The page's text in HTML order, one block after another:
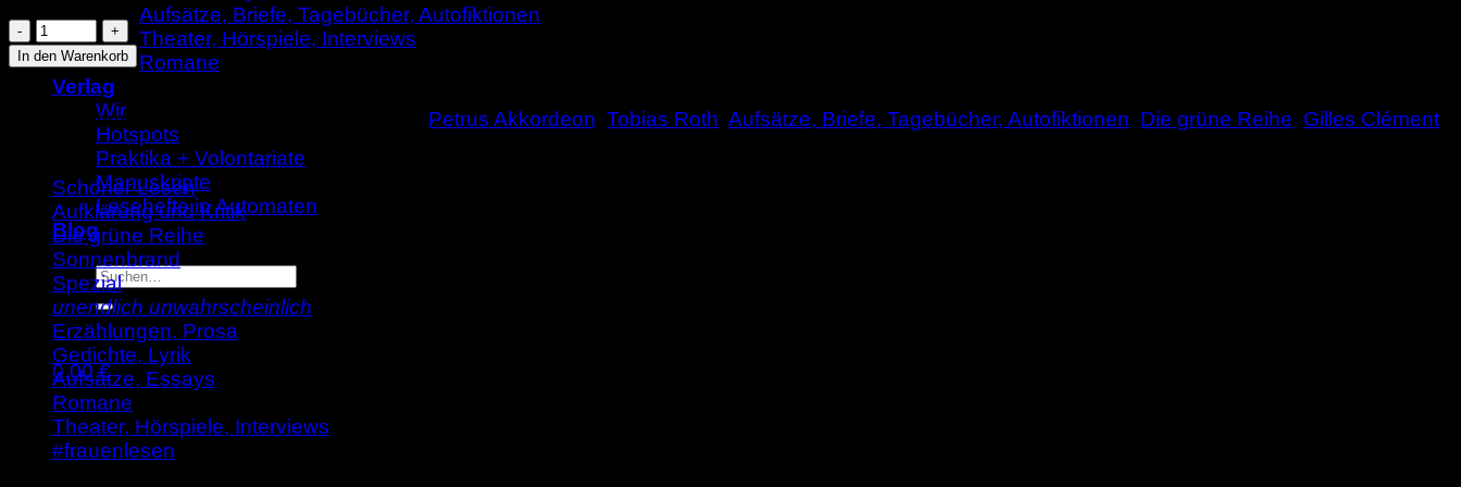
Aufsätze, Briefe, Tagebücher, Autofiktionen
Theater, Hörspiele, Interviews
Romane
Verlag
Wir
Hotspots
Praktika + Volontariate
Manuskripte
Lesehefte in Automaten
Blog
Suche
nach:
0,00€
Warenkorb
Gilles
Clément:
Eine
wiederverwertbare
Raumzeit
Menge
In den Warenkorb
Artikelnummer: Petrus Akkordeon Tobias Roth Aufsätze, Briefe, Tagebücher, Autofiktionen Die grüne Reihe Gilles Clément
Schöner Lesen
Aufklärung und Kritik
Die grüne Reihe
Sonnenbrand
Spezial
unendlich unwahrscheinlich
Erzählungen, Prosa
Gedichte, Lyrik
Aufsätze, Essays
Romane
Theater, Hörspiele, Interviews
#frauenlesen